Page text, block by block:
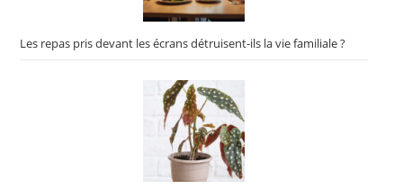
Les repas pris devant les écrans détruisent-ils la vie familiale ?